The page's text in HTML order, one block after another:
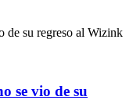
se vio de su